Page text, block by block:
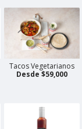
Tacos Vegetarianos
Desde $59,000